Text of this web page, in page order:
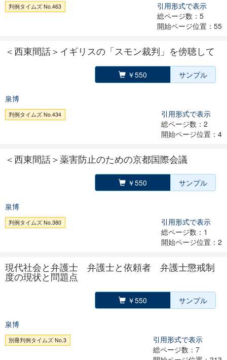
判例タイムズ No.463
引用形式で表示
総ページ数：5
開始ページ位置：55
＜西東間話＞イギリスの「スモン裁判」を傍聴して
￥550 サンプル
泉博
判例タイムズ No.434
引用形式で表示
総ページ数：2
開始ページ位置：4
＜西東間話＞薬害防止のための京都国際会議
￥550 サンプル
泉博
判例タイムズ No.380
引用形式で表示
総ページ数：1
開始ページ位置：2
現代社会と弁護士 弁護士と依頼者 弁護士懲戒制
度の現状と問題点
￥550 サンプル
泉博
別冊判例タイムズ No.3
引用形式で表示
総ページ数：7